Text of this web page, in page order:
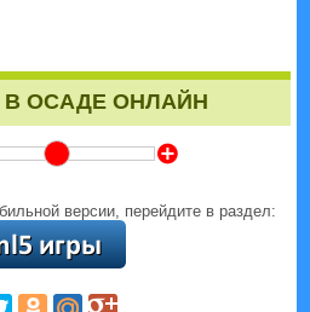
В ОСАДЕ ОНЛАЙН
Z
версии, перейдите в раздел: